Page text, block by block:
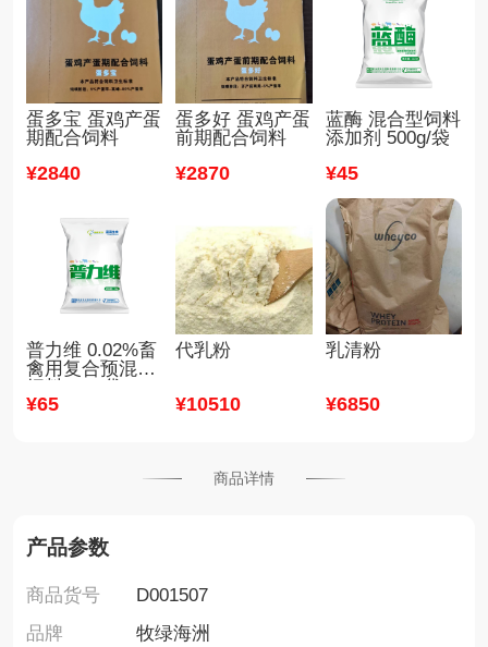
蛋多宝 蛋鸡产蛋
期配合饲料
¥2840
蛋多好 蛋鸡产蛋
前期配合饲料
¥2870
蓝酶 混合型饲料
添加剂 500g/袋
¥45
普力维 0.02%畜
禽用复合预混合
饲料 1kg/袋
¥65
代乳粉
¥10510
乳清粉
¥6850
商品详情
产品参数
商品货号
D001507
品牌
牧绿海洲